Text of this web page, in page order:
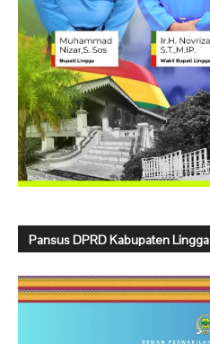
Pansus DPRD Kabupaten Lingga